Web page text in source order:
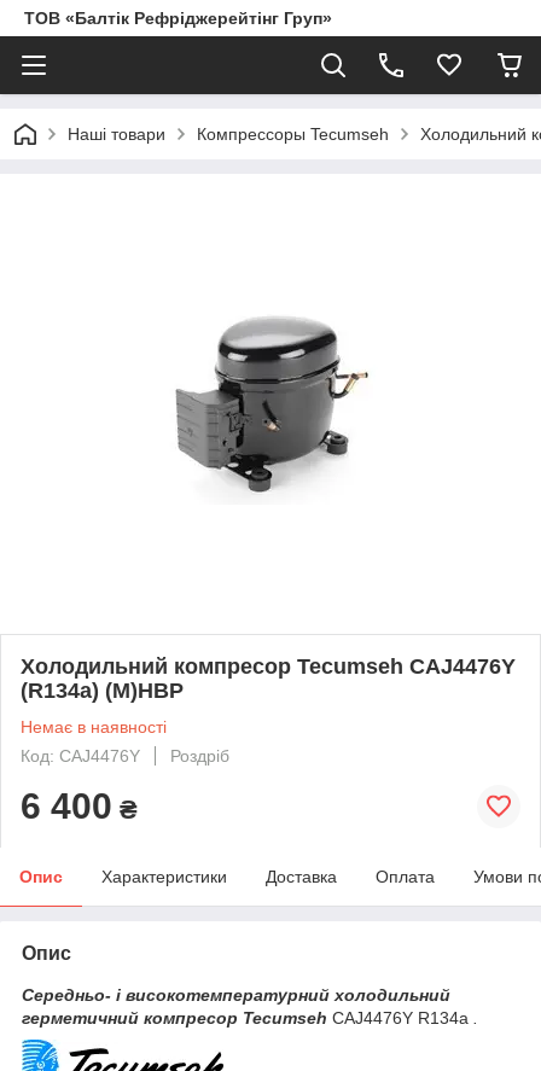
ТОВ «Балтік Рефріджерейтінг Груп»
Наші товари Компрессоры Tecumseh Холодильний
Холодильний компресор Tecumseh CAJ4476Y
(R134a) (M)HBP
Немає в наявності
Код: CAJ4476Y
Роздріб
6 400 ₴
Опис Характеристики Доставка Оплата Умови
Опис
Середньо- і високотемпературний холодильний
герметичний компресор Tecumseh CAJ4476Y R134a